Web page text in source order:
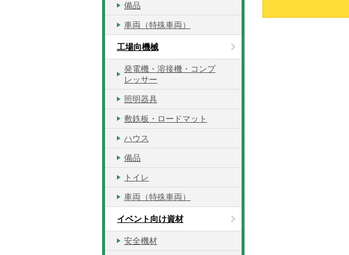
備品
車両（特殊車両）
工場向機械
発電機・溶接機・コンプ
レッサー
照明器具
敷鉄板・ロードマット
ハウス
備品
トイレ
車両（特殊車両）
イベント向け資材
安全機材